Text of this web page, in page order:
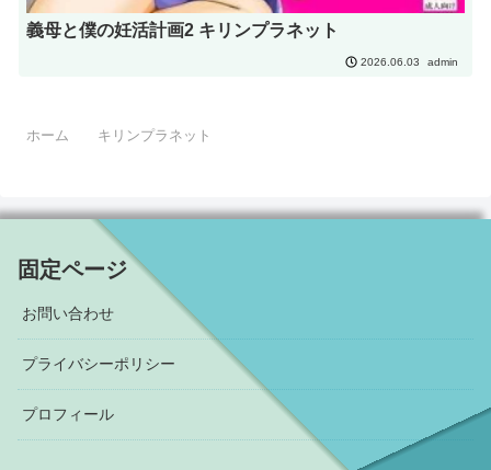
義母と僕の妊活計画2 キリンプラネット
2026.06.03 admin
ホーム キリンプラネット
固定ページ
お問い合わせ
プライバシーポリシー
プロフィール